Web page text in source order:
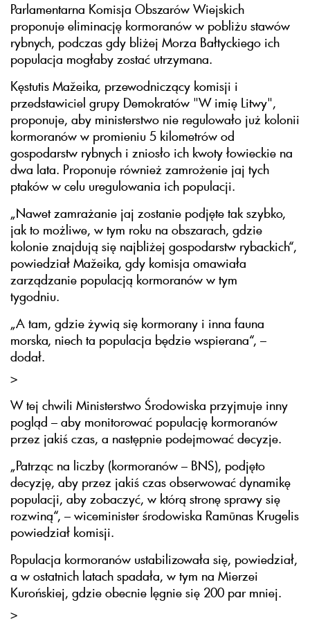
Parlamentarna Komisja Obszarów Wiejskich
proponuje eliminację kormoranów w pobliżu stawów
rybnych, podczas gdy bliżej Morza Bałtyckiego ich
populacja mogłaby zostać utrzymana.
Kęstutis Mažeika, przewodniczący komisji i
przedstawiciel grupy Demokratów "W imię Litwy",
proponuje, aby ministerstwo nie regulowało już kolonii
kormoranów w promieniu 5 kilometrów od
gospodarstw rybnych i zniosło ich kwoty łowieckie na
dwa lata. Proponuje również zamrożenie jaj tych
ptaków w celu uregulowania ich populacji.
„Nawet zamrażanie jaj zostanie podjęte tak szybko,
jak to możliwe, w tym roku na obszarach, gdzie
kolonie znajdują się najbliżej gospodarstw rybackich“,
powiedział Mažeika, gdy komisja omawiała
zarządzanie populacją kormoranów w tym
tygodniu.
„A tam, gdzie żywią się kormorany i inna fauna
morska, niech ta populacja będzie wspierana“, –
dodał.
>
W tej chwili Ministerstwo Środowiska przyjmuje inny
pogląd – aby monitorować populację kormoranów
przez jakiś czas, a następnie podejmować decyzje.
„Patrząc na liczby (kormoranów – BNS), podjęto
decyzję, aby przez jakiś czas obserwować dynamikę
populacji, aby zobaczyć, w którą stronę sprawy się
rozwiną“, – wiceminister środowiska Ramūnas Krugelis
powiedział komisji.
Populacja kormoranów ustabilizowała się, powiedział,
a w ostatnich latach spadała, w tym na Mierzei
Kurońskiej, gdzie obecnie lęgnie się 200 par mniej.
>